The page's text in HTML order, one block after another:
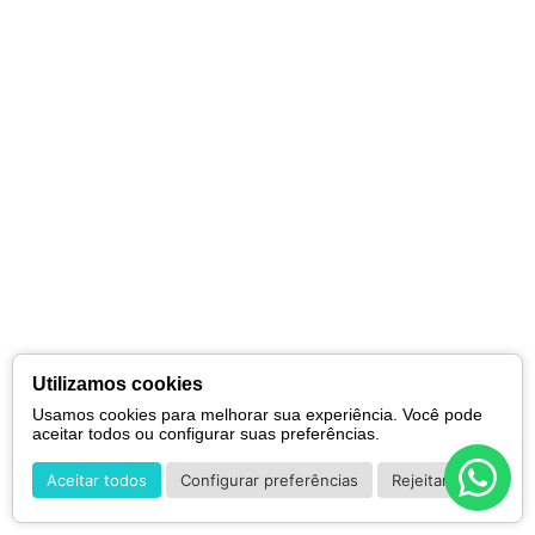
Utilizamos cookies
Usamos cookies para melhorar sua experiência. Você pode
aceitar todos ou configurar suas preferências.
Aceitar todos Configurar preferências Rejeitar